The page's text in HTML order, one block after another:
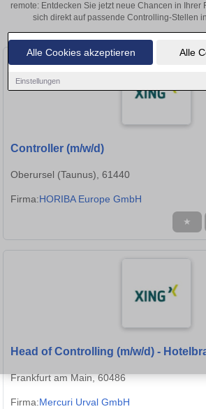
Alle Cookies akzeptieren Alle
Einstellungen
remote: Entdecken Sie jetzt neue Chancen in Ihrer
sich direkt auf passende Controlling-Stellen
Controller (m/w/d)
Oberursel (Taunus), 61440
Firma:HORIBA Europe GmbH
★
Head of Controlling (m/w/d) -
Frankfurt am Main, 60486
Firma:Mercuri Urval GmbH